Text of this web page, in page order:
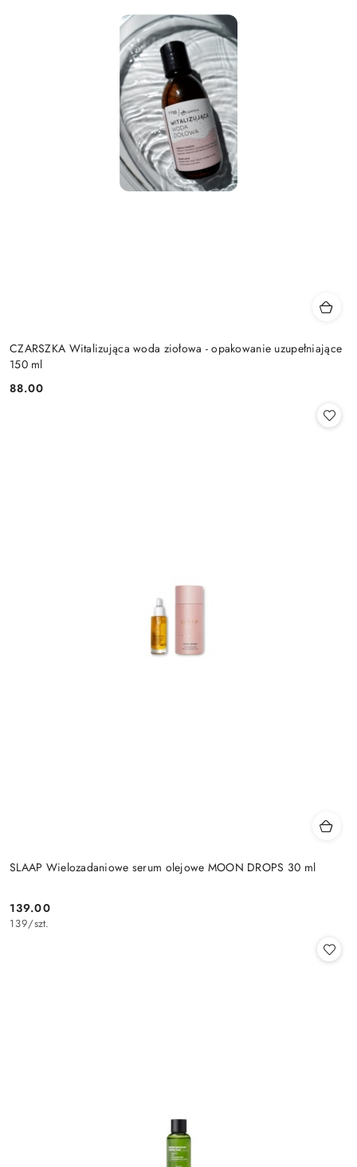
CZARSZKA Witalizująca woda ziołowa - opakowanie uzupełniające
150 ml
Cena:
88.00
SLAAP Wielozadaniowe serum olejowe MOON DROPS 30 ml
Cena:
139.00
139/szt.